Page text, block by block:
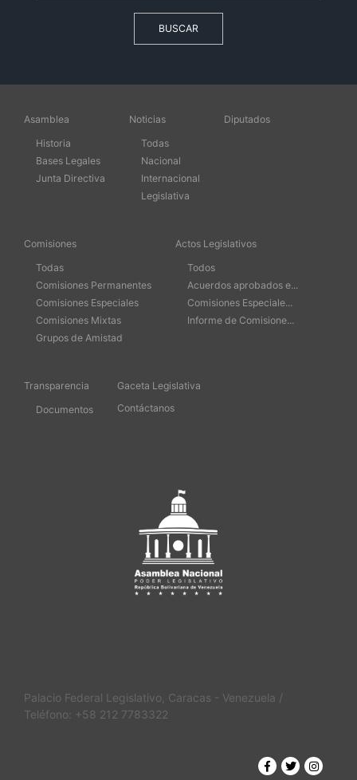
BUSCAR
Asamblea
Historia
Bases Legales
Junta Directiva
Noticias
Todas
Nacional
Internacional
Legislativa
Diputados
Comisiones
Todas
Comisiones Permanentes
Comisiones Especiales
Comisiones Mixtas
Grupos de Amistad
Actos Legislativos
Todos
Acuerdos aprobados e...
Comisiones Especiale...
Informe de Comisione...
Transparencia
Documentos
Gaceta Legislativa
Contáctanos
Palacio Federal Legislativo, Caracas - Venezuela /
Teléfono: +58 212 7783322